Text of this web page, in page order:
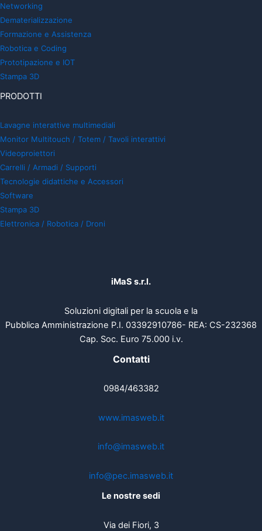
Networking
Dematerializzazione
Formazione e Assistenza
Robotica e Coding
Prototipazione e IOT
Stampa 3D
PRODOTTI
Lavagne interattive multimediali
Monitor Multitouch / Totem / Tavoli interattivi
Videoproiettori
Carrelli / Armadi / Supporti
Tecnologie didattiche e Accessori
Software
Stampa 3D
Elettronica / Robotica / Droni
iMaS s.r.l.
Soluzioni digitali per la scuola e la
Pubblica Amministrazione P.I. 03392910786- REA: CS-232368
Cap. Soc. Euro 75.000 i.v.
Contatti
0984/463382
www.imasweb.it
info@imasweb.it
info@pec.imasweb.it
Le nostre sedi
Via dei Fiori, 3